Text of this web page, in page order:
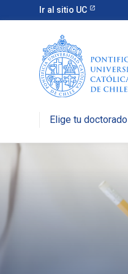
Ir al sitio UC
Elige tu doctorado